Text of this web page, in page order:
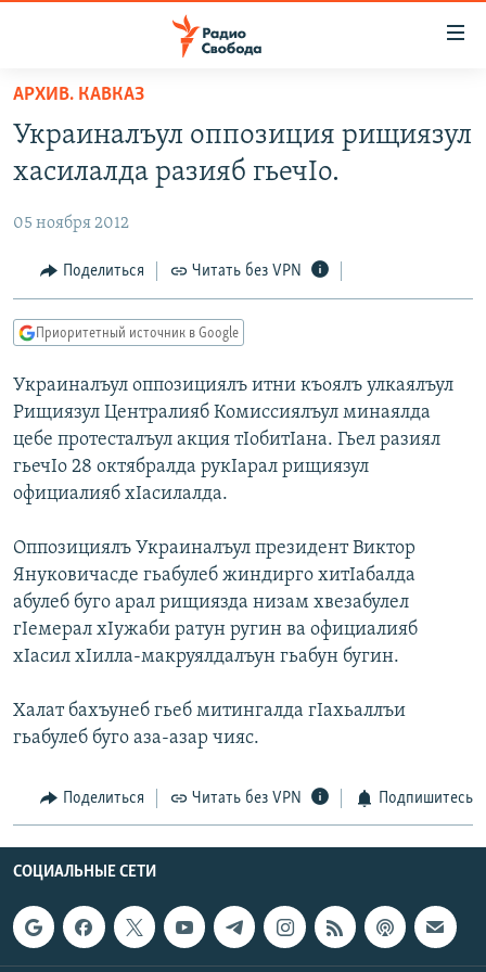
упрощенного
доступа
основному
Вернутся
главной
навигации
Вернутся
поиску
ПОДКАСТЫ
АВТОРСКИЕ ПРОЕКТЫ
ЦИТАТЫ СВОБОДЫ
МНЕНИЯ
IDEL.РЕАЛИИ
КАВКАЗ.РЕАЛИИ
СЕВЕР.РЕАЛИИ
СИБИРЬ.РЕАЛИИ
РАСПИСАНИЕ ВЕЩАНИЯ
ПОДПИШИТЕСЬ НА РАССЫЛКУ
СОЦИАЛЬНЫЕ СЕТИ
Все сайты РСЕ/РС
АРХИВ. КАВКАЗ
Украиналъул оппозиция рищиязул
хасилалда разияб гьечIо.
05 ноября 2012
Поделиться Читать без VPN
Приоритетный источник в Google
Украиналъул оппозициялъ итни къоялъ улкаялъул
Рищиязул Централияб Комиссиялъул минаялда
цебе протесталъул акция тIобитIана. Гьел разиял
гьечIо 28 октябралда рукIарал рищиязул
официалияб хIасилалда.
Оппозициялъ Украиналъул президент Виктор
Януковичасде гьабулеб жиндирго хитIабалда
абулеб буго арал рищиязда низам хвезабулел
гIемерал хIужаби ратун ругин ва официалияб
хIасил хIилла-макруялдалъун гьабун бугин.
Халат бахъунеб гьеб митингалда гIахьаллъи
гьабулеб буго аза-азар чияс.
Поделиться Читать без VPN Подпишитесь
СОЦИАЛЬНЫЕ СЕТИ